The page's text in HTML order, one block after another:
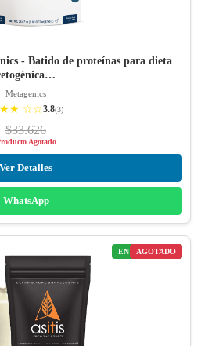
- Batido de proteínas para dieta
Metagenics
☆☆3.8(3)
$33.626
Agotado
Ver Detalles
WhatsApp
ENVÍO GRATIS
AGOTADO